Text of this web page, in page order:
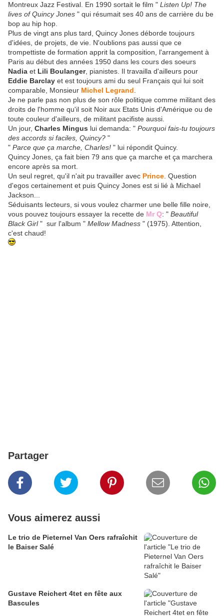
Montreux Jazz Festival. En 1990 sortait le film " Listen Up! The
lives of Quincy Jones " qui résumait ses 40 ans de carrière du be
bop au hip hop.
Plus de vingt ans plus tard, Quincy Jones déborde toujours
d'idées, de projets, de vie. N'oublions pas aussi que ce
trompettiste de formation apprit la composition, l'arrangement à
Paris au début des années 1950 dans les cours des soeurs
Nadia et Lili Boulanger, pianistes. Il travailla d'ailleurs pour
Eddie Barclay et est toujours ami du seul Français qui lui soit
comparable, Monsieur Michel Legrand
Je ne parle pas non plus de son rôle politique comme militant des
droits de l'homme qu'il soit Noir aux Etats Unis d'Amérique ou de
toute couleur d'ailleurs, de militant pacifiste aussi.
Un jour, Charles Mingus lui demanda: " Pourquoi fais-tu toujours
des accords si faciles, Quincy? "
" Parce que ça marche, Charles! " lui répondit Quincy.
Quincy Jones, ça fait bien 79 ans que ça marche et ça marchera
encore après sa mort.
Un seul regret, qu'il n'ait pu travailler avec Prince . Question
d'egos certainement et puis Quincy Jones est si lié à Michael
Jackson...
Séduisants lecteurs, si vous voulez charmer une belle fille noire,
vous pouvez toujours essayer la recette de Mr Q: " Beautiful
Black Girl" sur l'album " Mellow Madness " (1975). Attention,
c'est chaud!
Partager
Vous aimerez aussi
Le trio de Pieternel Van Oers rafraîchit
le Baiser Salé
Gustave Reichert 4tet en fête aux
Bascules